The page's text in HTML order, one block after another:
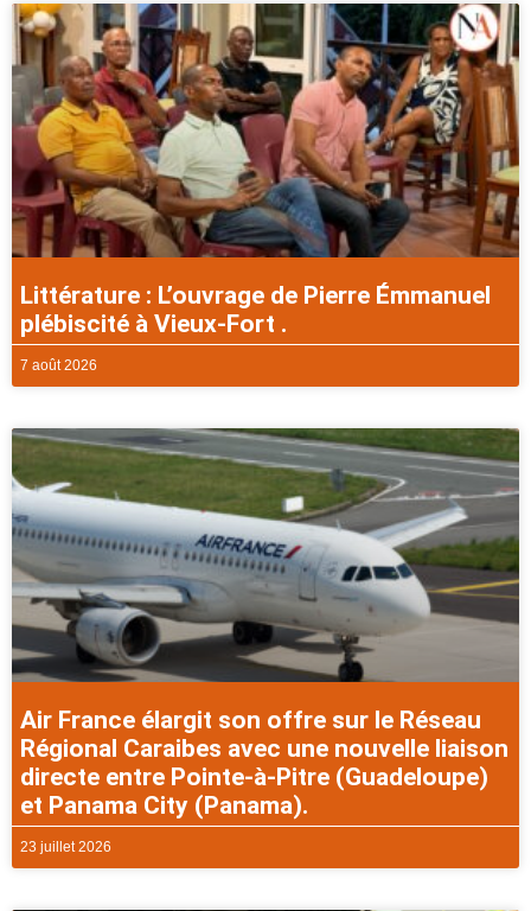
Littérature : L’ouvrage de Pierre Émmanuel
plébiscité à Vieux-Fort .
7 août 2026
Air France élargit son offre sur le Réseau
Régional Caraibes avec une nouvelle liaison
directe entre Pointe-à-Pitre (Guadeloupe)
et Panama City (Panama).
23 juillet 2026